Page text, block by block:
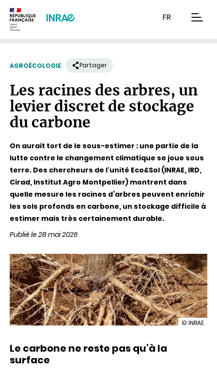
FR
AGROÉCOLOGIE Partager
Les racines des arbres, un
levier discret de stockage
du carbone
On aurait tort de le sous-estimer : une partie de la
lutte contre le changement climatique se joue sous
terre. Des chercheurs de l'unité Eco&Sol (INRAE, IRD,
Cirad, Institut Agro Montpellier) montrent dans
quelle mesure les racines d’arbres peuvent enrichir
les sols profonds en carbone, un stockage difficile à
estimer mais très certainement durable.
Publié le 28 mai 2026
illustration
© INRAE
Le carbone ne reste pas qu’à la
surface